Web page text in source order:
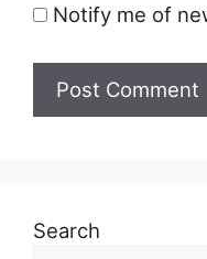
Notify me of
Search